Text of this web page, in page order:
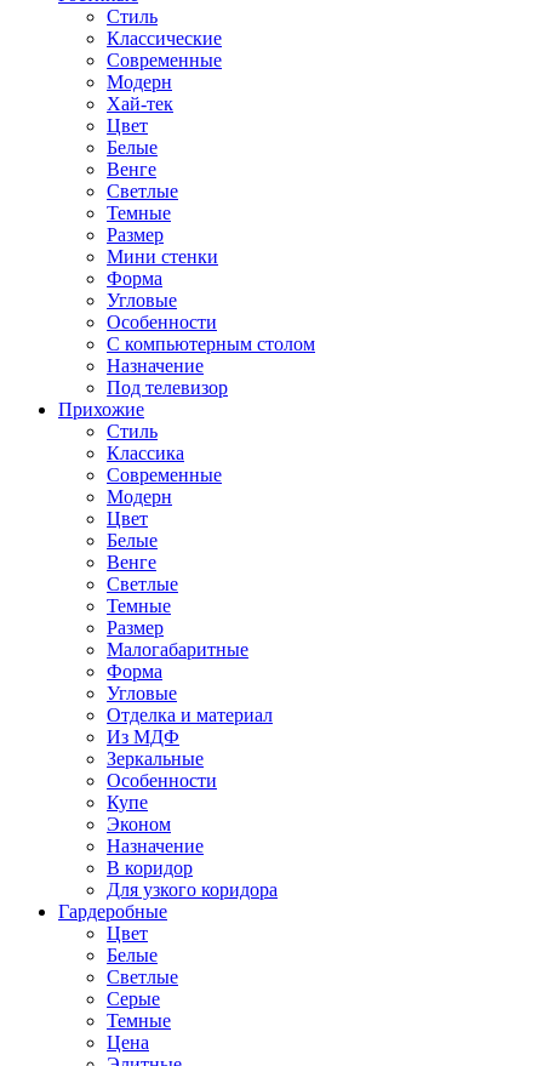
Стиль
Классические
Современные
Модерн
Хай-тек
Цвет
Белые
Венге
Светлые
Темные
Размер
Мини стенки
Форма
Угловые
Особенности
С компьютерным столом
Назначение
Под телевизор
Прихожие
Стиль
Классика
Современные
Модерн
Цвет
Белые
Венге
Светлые
Темные
Размер
Малогабаритные
Форма
Угловые
Отделка и материал
Из МДФ
Зеркальные
Особенности
Купе
Эконом
Назначение
В коридор
Для узкого коридора
Гардеробные
Цвет
Белые
Светлые
Серые
Темные
Цена